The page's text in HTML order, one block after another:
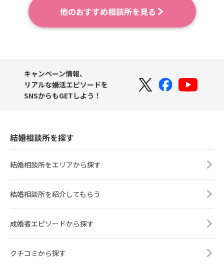
他のおすすめ相談所を見る
キャンペーン情報、
リアルな婚活エピソードを
SNSからもGETしよう！
結婚相談所を探す
結婚相談所をエリアから探す
結婚相談所を紹介してもらう
成婚者エピソードから探す
クチコミから探す